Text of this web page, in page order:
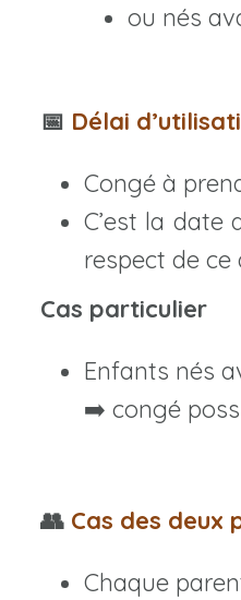
ou nés
📅 Délai
Congé à
C’est la
respect de ce
Cas particulier
Enfants nés
➡️ congé
👥 Cas des deux
Chaque